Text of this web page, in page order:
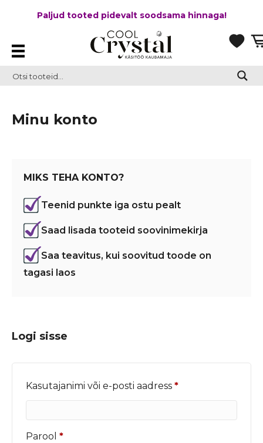
Paljud tooted pidevalt soodsama hinnaga!
Minu konto
MIKS TEHA KONTO?
Teenid punkte iga ostu pealt
Saad lisada tooteid soovinimekirja
Saa teavitus, kui soovitud toode on
tagasi laos
Logi sisse
Kasutajanimi või e-posti aadress *Nõutud
Parool *Nõutud